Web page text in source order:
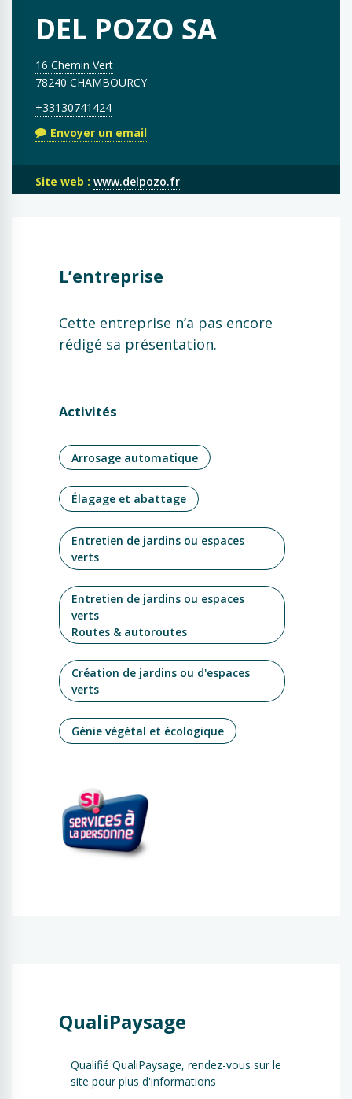
DEL POZO SA
16 Chemin Vert
78240 CHAMBOURCY
+33130741424
Envoyer un email
Site web : www.delpozo.fr
L’entreprise
Cette entreprise n’a pas encore
rédigé sa présentation.
Activités
Arrosage automatique
Élagage et abattage
Entretien de jardins ou espaces
verts
Entretien de jardins ou espaces
verts
Routes & autoroutes
Création de jardins ou d'espaces
verts
Génie végétal et écologique
QualiPaysage
Qualifié QualiPaysage, rendez-vous sur le
site pour plus d'informations